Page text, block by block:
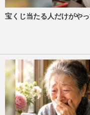
宝くじ当たる人だけがや